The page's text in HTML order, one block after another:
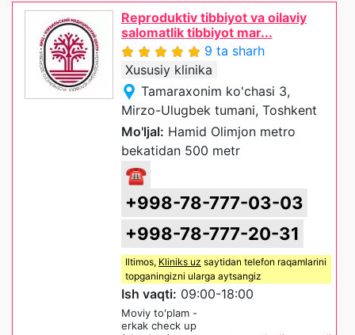
Reproduktiv tibbiyot va oilaviy
salomatlik tibbiyot mar...
9 ta sharh
Xususiy klinika
Tamaraxonim ko'chasi 3,
Mirzo-Ulugbek tumani, Toshkent
Mo'ljal: Hamid Olimjon metro
bekatidan 500 metr
☎
+998-78-777-03-03
+998-78-777-20-31
Iltimos, Kliniks uz saytidan telefon raqamlarini
topganingizni ularga aytsangiz
Ish vaqti: 09:00-18:00
Moviy to'plam -
erkak check up